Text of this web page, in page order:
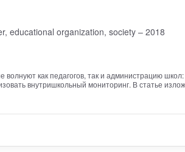
educational organization, society – 2018
волнуют как педагогов, так и администрацию
внутришкольный мониторинг. В статье